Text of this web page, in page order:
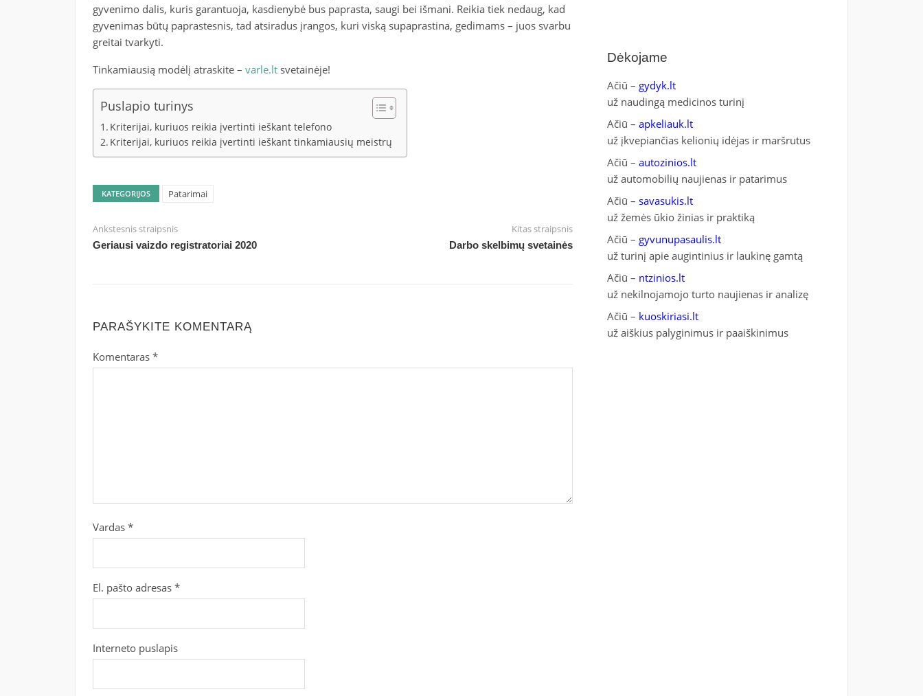
gyvenimo dalis, kuris garantuoja, kasdienybė bus paprasta, saugi bei išmani. Reikia tiek nedaug, kad
gyvenimas būtų paprastesnis, tad atsiradus įrangos, kuri viską supaprastina, gedimams – juos svarbu
greitai tvarkyti.
Tinkamiausią modėlį atraskite – varle.ltsvetainėje!
Puslapio turinys
Kriterijai, kuriuos reikia įvertinti ieškant telefono
Kriterijai, kuriuos reikia įvertinti ieškant tinkamiausių meistrų
KATEGORIJOS Patarimai
Ankstesnis straipsnis
Geriausi vaizdo registratoriai 2020
Kitas straipsnis
Darbo skelbimų svetainės
PARAŠYKITE KOMENTARĄ
Komentaras *
Vardas *
El. pašto adresas *
Interneto puslapis
Dėkojame
Ačiū – gydyk.lt
už naudingą medicinos turinį
Ačiū – apkeliauk.lt
už įkvepiančias kelionių idėjas ir maršrutus
Ačiū – autozinios.lt
už automobilių naujienas ir patarimus
Ačiū – savasukis.lt
už žemės ūkio žinias ir praktiką
Ačiū – gyvunupasaulis.lt
už turinį apie augintinius ir laukinę gamtą
Ačiū – ntzinios.lt
už nekilnojamojo turto naujienas ir analizę
Ačiū – kuoskiriasi.lt
už aiškius palyginimus ir paaiškinimus